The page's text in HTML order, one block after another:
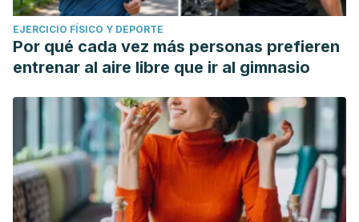
EJERCICIO FÍSICO Y DEPORTE
Por qué cada vez más personas prefieren
entrenar al aire libre que ir al gimnasio